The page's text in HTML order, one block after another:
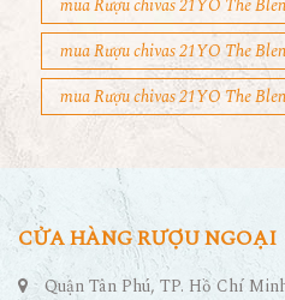
mua Rượu chivas 21YO The
mua Rượu chivas 21YO The
CỬA HÀNG RƯỢU NGOẠI
Quận Tân Phú, TP. Hồ Chí